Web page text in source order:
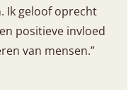
Ik geloof oprecht
positieve invloed
van mensen.”